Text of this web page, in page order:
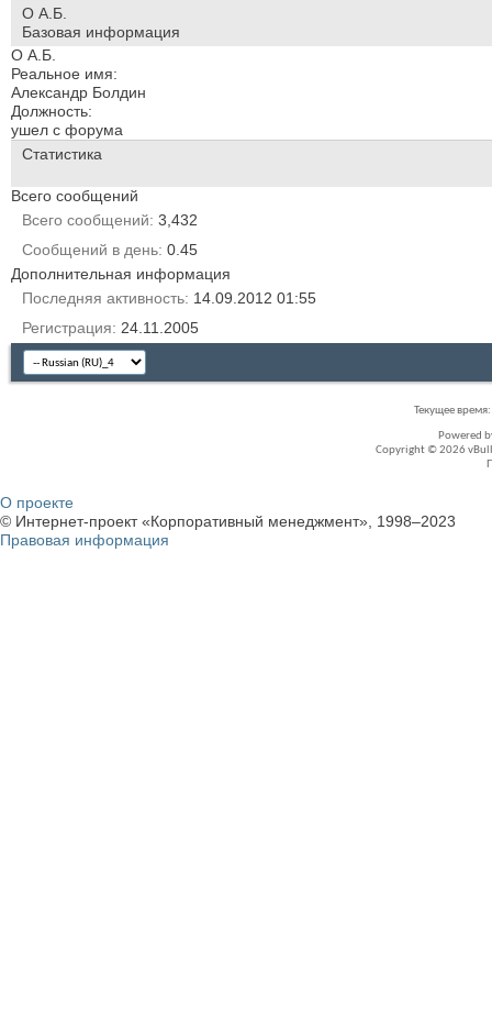
О А.Б.
Базовая информация
О А.Б.
Реальное имя:
Александр Болдин
Должность:
ушел с форума
Статистика
Всего сообщений
Всего сообщений 3,432
Сообщений в день 0.45
Дополнительная информация
Последняя активность 14.09.2012 01:55
Регистрация 24.11.2005
Текущее время:
Powered
Copyright © 2026
О проекте
© Интернет-проект «Корпоративный менеджмент», 1998–2023
Правовая информация